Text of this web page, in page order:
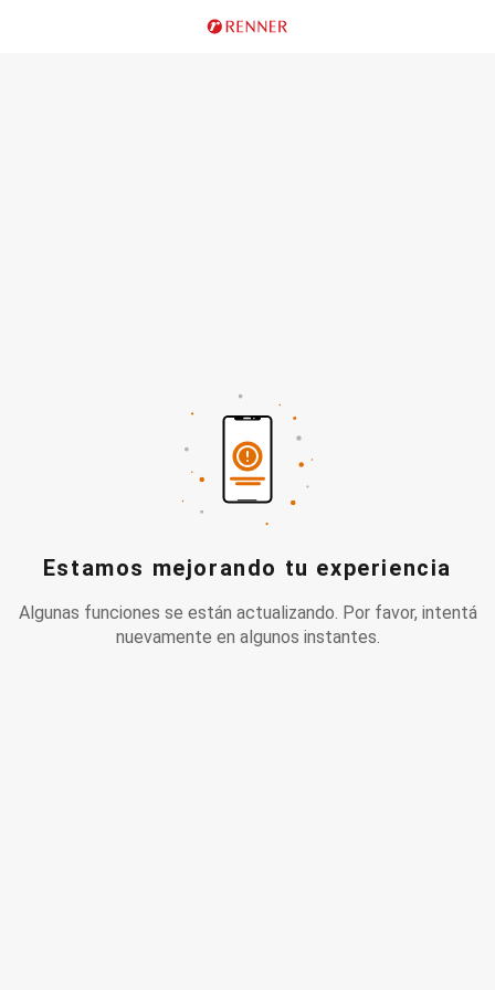
Estamos mejorando tu experiencia
Algunas funciones se están actualizando. Por favor, intentá
nuevamente en algunos instantes.